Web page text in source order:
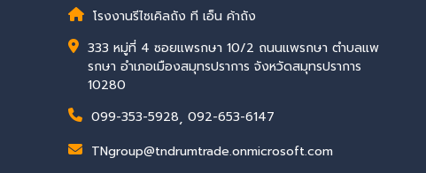
โรงงานรีไซเคิลถัง ที เอ็น ค้าถัง
333 หมู่ที่ 4 ซอยแพรกษา 10/2 ถนนแพรกษา ตำบลแพ
รกษา อำเภอเมืองสมุทรปราการ จังหวัดสมุทรปราการ
10280
099-353-5928, 092-653-6147
TNgroup@tndrumtrade.onmicrosoft.com